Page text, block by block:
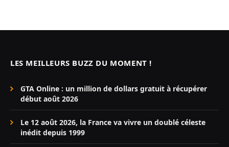
LES MEILLEURS BUZZ DU MOMENT !
GTA Online : un million de dollars gratuit à récupérer
début août 2026
Le 12 août 2026, la France va vivre un doublé céleste
inédit depuis 1999